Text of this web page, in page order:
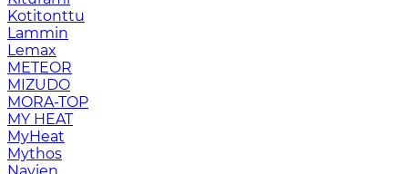
Kotitonttu
Lammin
Lemax
METEOR
MIZUDO
MORA-TOP
MY HEAT
MyHeat
Mythos